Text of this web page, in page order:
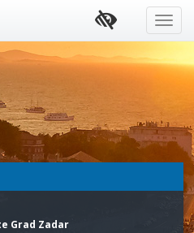
Grad Zadar